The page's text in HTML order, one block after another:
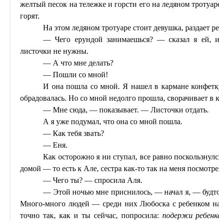
желтый песок на тележке и горсти его на ледяном
горят.
На этом ледяном тротуаре стоит девушка,
— Чего ерундой занимаешься? — сказал я ей,
листочки не нужны.
— А что мне делать?
— Пошли со мной!
И она пошла со мной. Я нашел в кармане
обрадовалась. Но со мной недолго прошла, сворачивает в
— Мне сюда, — показывает. — Листочки отдать.
А я уже подумал, что она со мной пошла.
— Как тебя звать?
—Еня.
Как осторожно я ни ступал, все равно
домой — то есть к Але, сестра как-то так на меня
— Чего ты? — спросила Аля.
— Этой ночью мне приснилось, — начал я, —
Много-много людей — среди нихЛюбоска с ребенком
точно так, как и тысейчас, попросила: подержи